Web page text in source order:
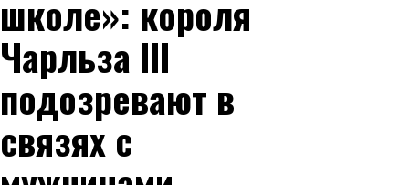
школе»: короля
Чарльза III
подозревают в
связях с